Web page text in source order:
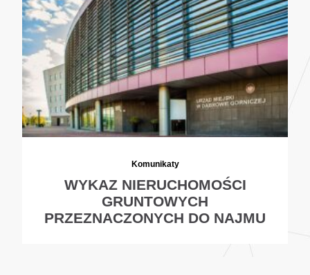
Komunikaty
WYKAZ NIERUCHOMOŚCI
GRUNTOWYCH
PRZEZNACZONYCH DO NAJMU